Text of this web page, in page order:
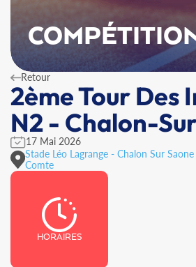
Retour
2ème Tour Des
N2 - Chalon-
17 Mai 2026
Stade Léo Lagrange - Chalon Sur
Comte
HORAIRES